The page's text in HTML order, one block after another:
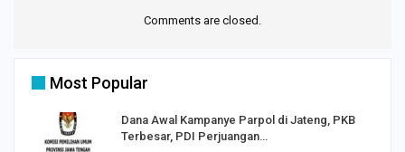
Comments are closed.
Most Popular
Dana Awal Kampanye Parpol di Jateng, PKB
Terbesar, PDI Perjuangan…